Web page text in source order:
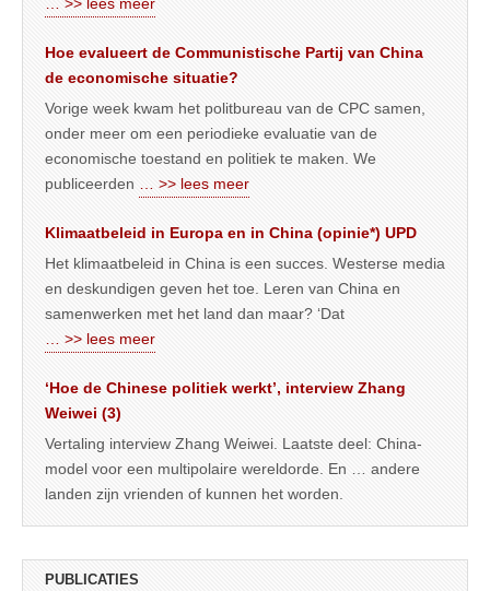
Hoe evalueert de Communistische Partij van China
de economische situatie?
Vorige week kwam het politbureau van de CPC samen,
onder meer om een periodieke evaluatie van de
economische toestand en politiek te maken. We
publiceerden
… >> lees meer
Klimaatbeleid in Europa en in China (opinie*) UPD
Het klimaatbeleid in China is een succes. Westerse media
en deskundigen geven het toe. Leren van China en
samenwerken met het land dan maar? ‘Dat
… >> lees meer
‘Hoe de Chinese politiek werkt’, interview Zhang
Weiwei (3)
Vertaling interview Zhang Weiwei. Laatste deel: China-
model voor een multipolaire wereldorde. En … andere
landen zijn vrienden of kunnen het worden.
PUBLICATIES